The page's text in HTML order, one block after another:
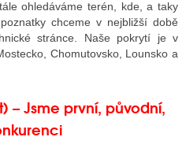
ohledáváme terén, kde, a taky
chceme v nejbližší době
stránce. Naše pokrytí je v
Chomutovsko, Lounsko a
– Jsme první, původní,